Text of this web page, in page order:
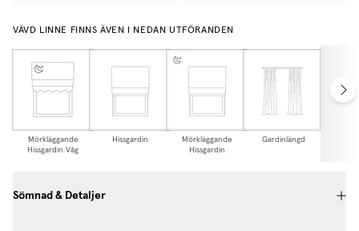
VÄVD LINNE FINNS ÄVEN I NEDAN UTFÖRANDEN
Mörkläggande
Hissgardin Våg
Hissgardin
Mörkläggande
Hissgardin
Gardinlängd
Sömnad & Detaljer